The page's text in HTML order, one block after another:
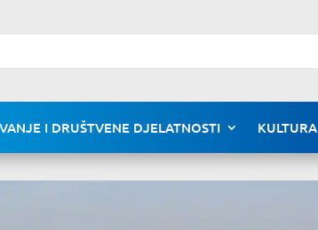
I DRUŠTVENE DJELATNOSTI KULTURA